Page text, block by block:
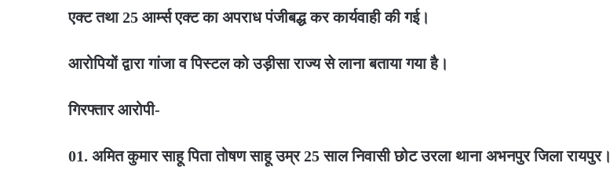
एक्ट तथा 25 आर्म्स एक्ट का अपराध पंजीबद्ध कर कार्यवाही की गई।
आरोपियों द्वारा गांजा व पिस्टल को उड़ीसा राज्य से लाना बताया गया है।
गिरफ्तार आरोपी-
01. अमित कुमार साहू पिता तोषण साहू उम्र 25 साल निवासी छोट उरला थाना अभनपुर जिला रायपुर।